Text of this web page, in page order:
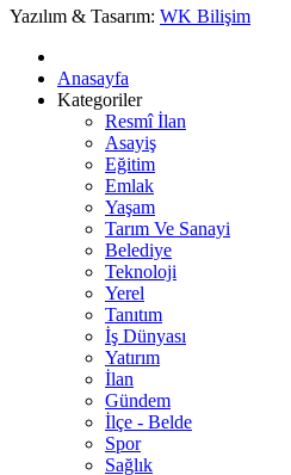
Yazılım & Tasarım: WK Bilişim
Anasayfa
Kategoriler
Resmî İlan
Asayiş
Eğitim
Emlak
Yaşam
Tarım Ve Sanayi
Belediye
Teknoloji
Yerel
Tanıtım
İş Dünyası
Yatırım
İlan
Gündem
İlçe - Belde
Spor
Sağlık